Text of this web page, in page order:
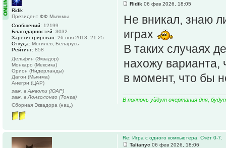
Ridik 06 фев 2026, 18:05
Не вникал, знаю
играх
В таких случаях
нахожу варианта,
в момент, что бы
В полночь уйдут очертания дня,
Ridik
Президент ФФ Мьянмы
Сообщений: 12199
Благодарностей: 3032
Зарегистрирован: 26 ноя 2013, 21:25
Откуда: Могилёв, Беларусь
Рейтинг: 858
Дельфин (Эквадор)
Монкаро (Мексика)
Орион (Нидерланды)
Дагон (Мьянма)
Анегри (ЦАР)
зам. в Амвоти (ЮАР)
зам. в Лонголонго (Тонга)
Сборная Эквадора (нац.)
Re: Игра с одного компьютера. Счёт 0-7.
Talianyc 06 фев 2026, 18:06